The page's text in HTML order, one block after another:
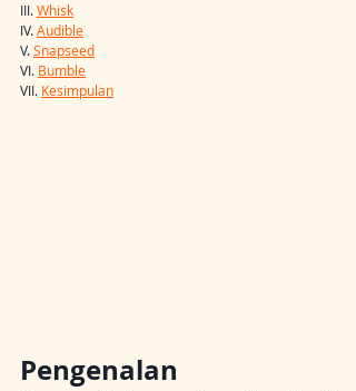
III. Whisk
IV. Audible
V. Snapseed
VI. Bumble
VII. Kesimpulan
Pengenalan